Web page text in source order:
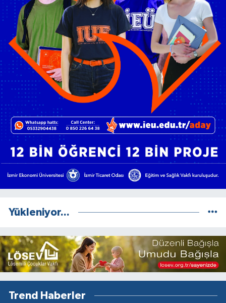
Yükleniyor...
Trend Haberler